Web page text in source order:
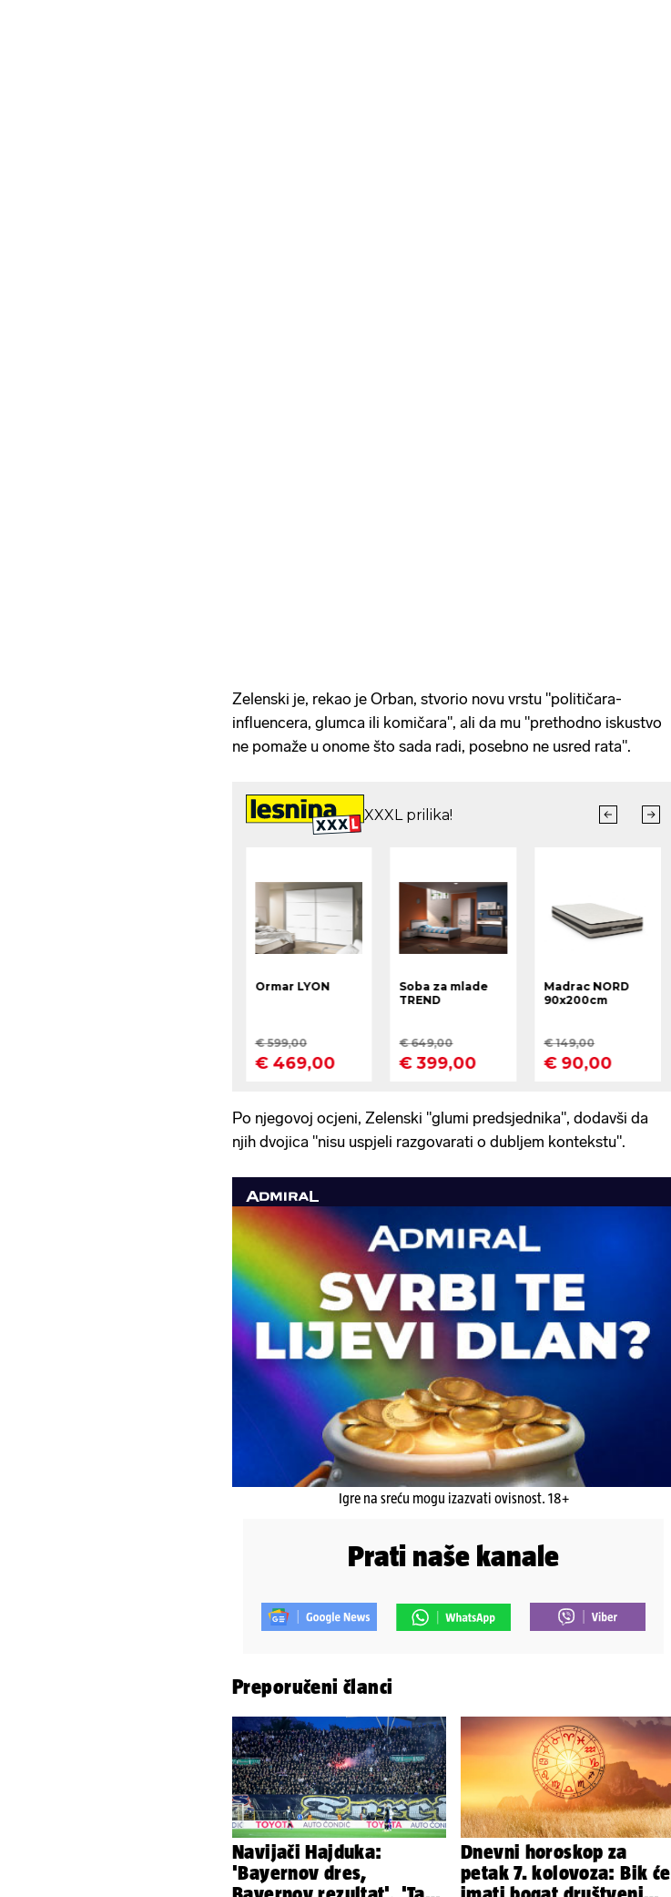
Zelenski je, rekao je Orban, stvorio novu vrstu "političara-
influencera, glumca ili komičara", ali da mu "prethodno iskustvo
ne pomaže u onome što sada radi, posebno ne usred rata".
Po njegovoj ocjeni, Zelenski "glumi predsjednika", dodavši da
njih dvojica "nisu uspjeli razgovarati o dubljem kontekstu".
Igre na sreću mogu izazvati ovisnost. 18+
Prati naše kanale
Preporučeni članci
Navijači Hajduka:
'Bayernov dres,
Dnevni horoskop za
petak 7. kolovoza: Bik će